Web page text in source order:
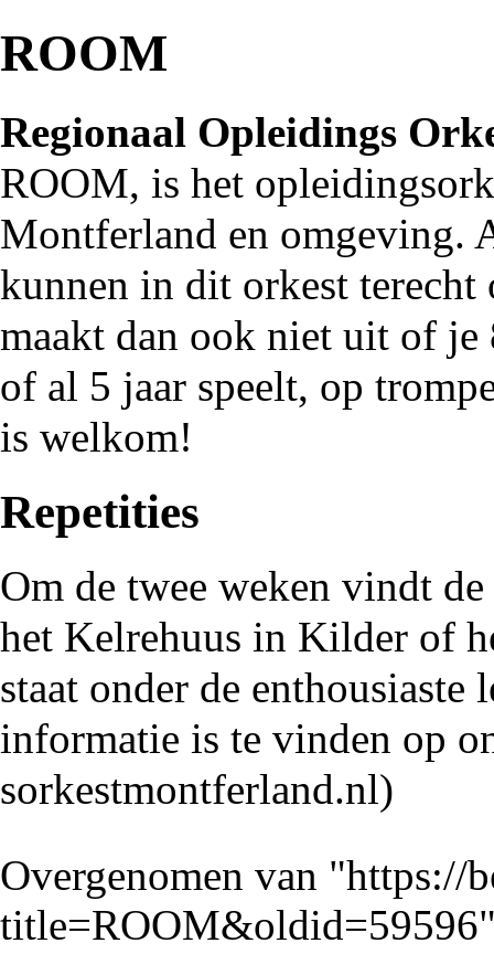
ROOM
Regionaal Opleidings
ROOM, is het
Montferland en omgeving.
kunnen in dit orkest terecht
maakt dan ook niet uit of je
of al 5 jaar speelt, op
is welkom!
Repetities
Om de twee weken vindt
het Kelrehuus in Kilder of
staat onder de
informatie is te vinden op
Overgenomen van "https://
title=ROOM&oldid=59596